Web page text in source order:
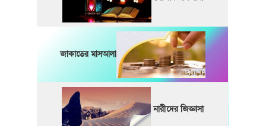
জাকাতের মাসআলা
নারীদের জিজ্ঞাসা